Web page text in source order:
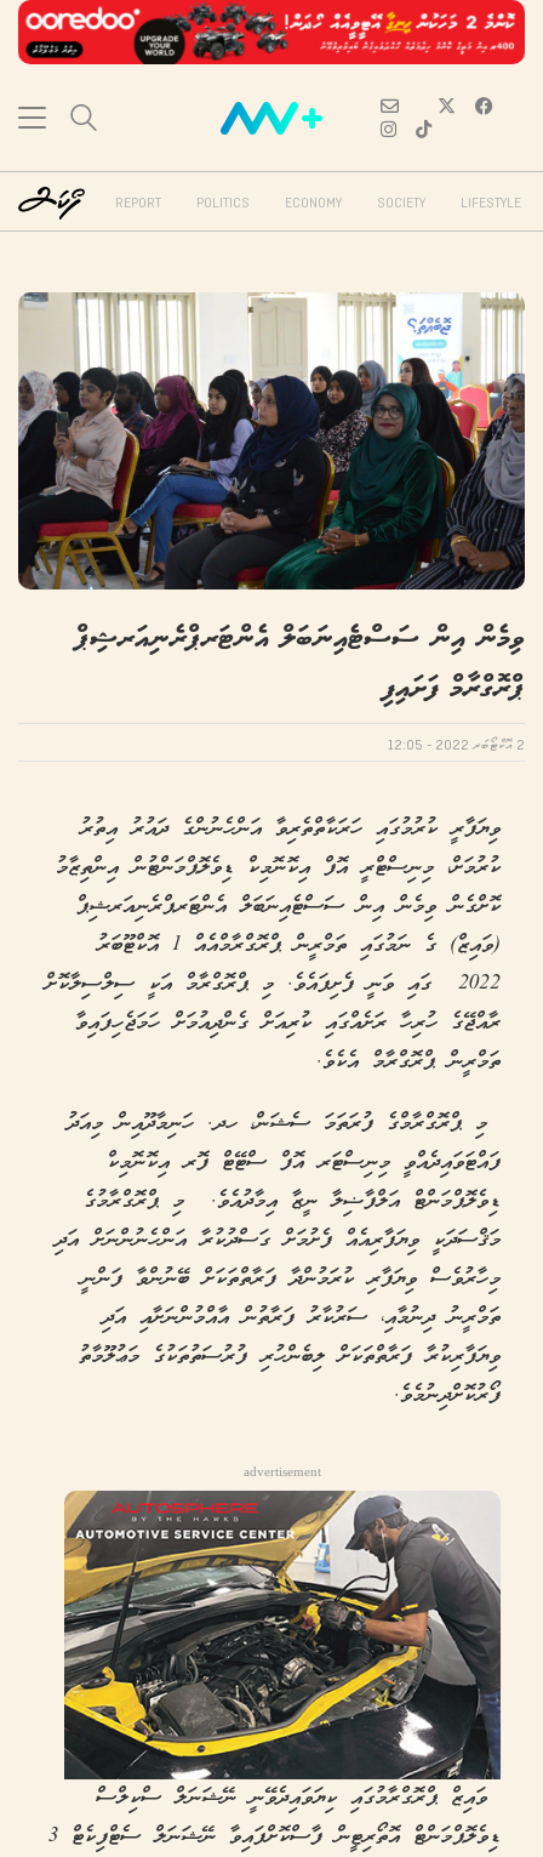
REPORT POLITICS ECONOMY SOCIETY LIFESTYLE
ވިމެން އިން ސަސްޓެއިނަބަލް އެންޓަރޕްރެނިއަރޝިޕް
ޕްރޮގްރާމް ފަށައިފި
2 އޮކްޓޯބަރ 2022 - 12:05
ވިޔަފާރީ ކުރުމުގައި ހަރަކާތްތެރިވާ އަންހެނުންގެ ދައުރު އިތުރު
ކުރުމަށް، މިނިސްޓްރީ އޮފް އިކޮނޮމިކް ޑިވެލޮޕްމަންޓުން އިންތިޒާމު
ކޮށްގެން ވިމެން އިން ސަސްޓެއިނަބަލް އެންޓަރޕްރެނިއަރޝިޕް
(ވައިޒް) ގެ ނަމުގައި ތަމްރީން ޕްރޮގްރާމްއެއް 1 އޮކްޓޫބަރު
2022 ގައި ވަނީ ފެށިފައެވެ. މި ޕްރޮގްރާމް އަކީ ސިލްސިލާކޮށް
ރާއްޖޭގެ ހުރިހާ ރަށެއްގައި ކުރިއަށް ގެންދިއުމަށް ހަމަޖެހިފައިވާ
ތަމްރީން ޕްރޮގްރާމް އެކެވެ.
މި ޕްރޮގްރާމްގެ ފުރަތަމަ ސެޝަން، ހދ. ހަނިމާދޫއިން މިއަދު
ފައްޓަވައިދެއްވީ މިނިސްޓަރ އޮފް ސްޓޭޓް ފޮރ އިކޮނޮމިކް
ޑިވެލޮޕްމަންޓް އަލްފާޟިލާ ނީޒާ އިމާދުއެވެ. މި ޕްރޮގްރާމުގެ
މަޤްސަދަކީ ވިޔަފާރިއެއް ފެށުމަށް ގަސްދުކުރާ އަންހެނުންނަށް އަދި
މިހާރުވެސް ވިޔަފާރި ކުރަމުންދާ ފަރާތްތަކަށް ބޭނުންވާ ފަންނީ
ތަމްރީނު ދިނުމާއި، ސަރުކާރު ފަރާތުން އާއްމުންނަށާއި އަދި
ވިޔަފާރިކުރާ ފަރާތްތަކަށް ލިބެންހުރި ފުރުސަތުތަކުގެ މަޢުލޫމާތު
ފޯރުކޮށްދިނުމެވެ.
advertisement
ވައިޒް ޕްރޮގްރާމުގައި ކިޔަވައިދެވޭނީ ނޭޝަނަލް ސްކިލްސް
ޑިވެލޮޕްމަންޓް އޮތޯރިޓީން ފާސްކޮށްފައިވާ ނޭޝަނަލް ސެޓްފިކެޓް 3